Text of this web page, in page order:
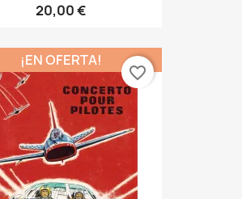
20,00 €
¡EN OFERTA!
favorite_border